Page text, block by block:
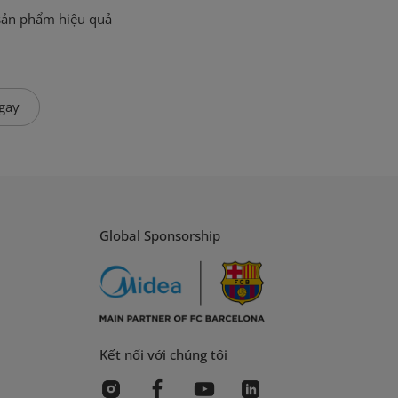
phẩm hiệu quả
Global Sponsorship
Kết nối với chúng tôi